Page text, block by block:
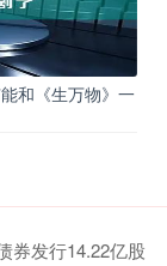
和《生万物》一
券发行14.22亿股